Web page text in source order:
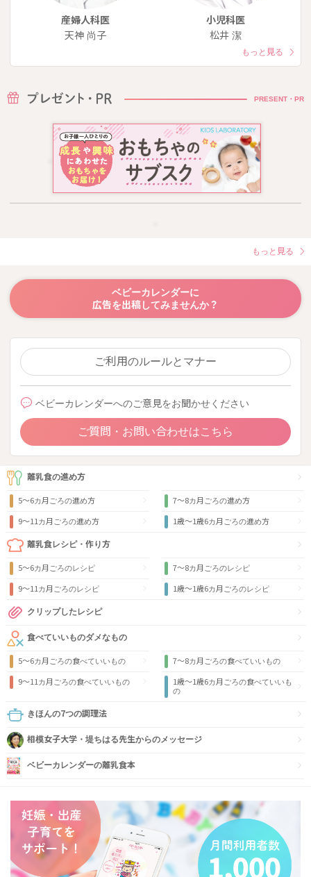
産婦人科医
天神 尚子
小児科医
松井 潔
もっと見る
PRESENT・PR
もっと見る
ベビーカレンダーに
広告を出稿してみませんか？
ご利用のルールとマナー
ベビーカレンダーへのご意見をお聞かせください
ご質問・お問い合わせはこちら
離乳食の進め方
5～6カ月ごろの進め方 7～8カ月ごろの進め方
9〜11カ月ごろの進め方 1歳〜1歳6カ月ごろの進め方
離乳食レシピ・作り方
5～6カ月ごろのレシピ 7～8カ月ごろのレシピ
9〜11カ月ごろのレシピ 1歳〜1歳6カ月ごろのレシピ
クリップしたレシピ
食べていいものダメなもの
5～6カ月ごろの食べていいもの 7～8カ月ごろの食べていいもの
9〜11カ月ごろの食べていいもの
1歳〜1歳6カ月ごろの食べていいも
の
きほんの7つの調理法
相模女子大学・堤ちはる先生からのメッセージ
ベビーカレンダーの離乳食本